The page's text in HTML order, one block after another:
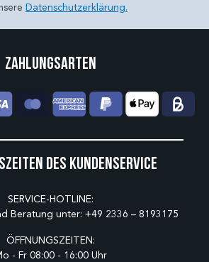
Datenschutzerklärung.
des Kundenservice
SERVICE-HOTLINE:
Beratung unter: +49 2336 – 8193175
ÖFFNUNGSZEITEN:
- Fr 08:00 - 16:00 Uhr
Zahlungsarten